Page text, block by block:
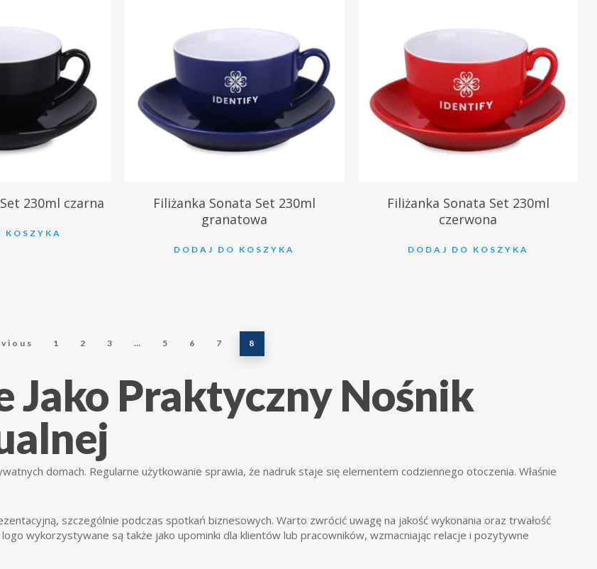
230ml czarna
KOSZYKA
35.53zł
Filiżanka Sonata Set 230ml
granatowa
DODAJ DO KOSZYKA
36.24
Filiżanka Sonata Set 230ml
czerwona
DODAJ DO KOSZYKA
1 2 3 … 5 6 7 8
Jako Praktyczny Nośnik
domach. Regularne użytkowanie sprawia, że nadruk staje się elementem codziennego otoczenia. Właśnie
szczególnie podczas spotkań biznesowych. Warto zwrócić uwagę na jakość wykonania oraz trwałość
wykorzystywane są także jako upominki dla klientów lub pracowników, wzmacniając relacje i pozytywne